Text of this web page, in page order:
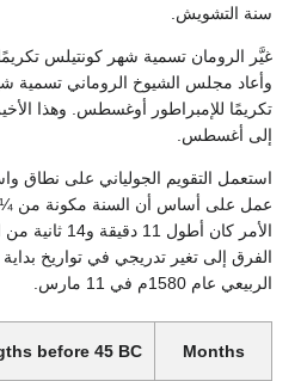
سنة التشويش.
غيَّر الرومان تسمية شهر كونتيلس
وأعاد مجلس الشيوخ الروماني
تكريمًا للإمبراطور أوغسطس. وهذا
إلى أغسطس.
الأمر كان
الفرق إلى تغير تدريجي في تواريخ
الربيعي عام 1580م في 11 مارس.
Months
before 45 BC